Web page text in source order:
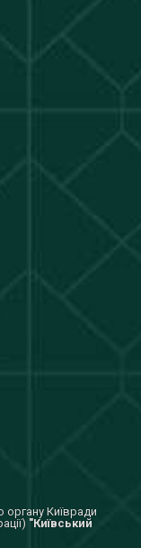
Київради
"Київський